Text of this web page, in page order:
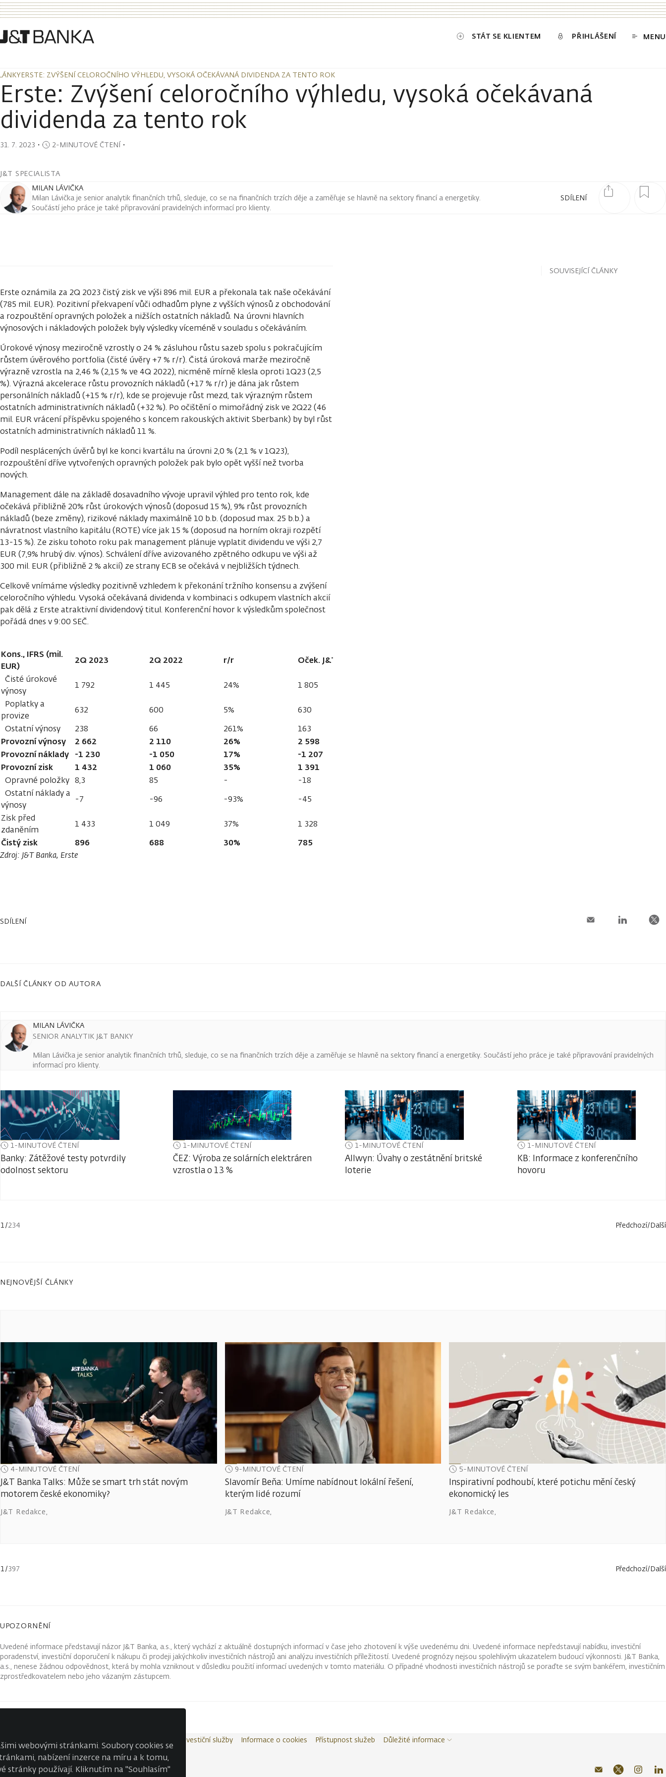
STÁT SE KLIENTEM PŘIHLÁŠENÍ MENU
ERSTE: ZVÝŠENÍ CELOROČNÍHO VÝHLEDU, VYSOKÁ OČEKÁVANÁ DIVIDENDA ZA TENTO ROK
ERSTE: ZVÝŠENÍ CELOROČNÍHO VÝHLEDU, VYSOKÁ OČEKÁVANÁ DIVIDENDA ZA TENTO ROK
Erste: Zvýšení celoročního výhledu, vysoká očekávaná
dividenda za tento rok
31. 7. 2023 ・ 2-MINUTOVÉ ČTENÍ・
J&T SPECIALISTA
SDÍLENÍ
MILAN LÁVIČKA
Milan Lávička je senior analytik finančních trhů, sleduje, co se na finančních trzích děje a zaměřuje se hlavně na sektory financí a energetiky.
Součástí jeho práce je také připravování pravidelných informací pro klienty.
Erste oznámila za 2Q 2023 čistý zisk ve výši 896 mil. EUR a překonala tak naše očekávání
(785 mil. EUR). Pozitivní překvapení vůči odhadům plyne z vyšších výnosů z obchodování
a rozpouštění opravných položek a nižších ostatních nákladů. Na úrovni hlavních
výnosových i nákladových položek byly výsledky víceméně v souladu s očekáváním.
Úrokové výnosy meziročně vzrostly o 24 % zásluhou růstu sazeb spolu s pokračujícím
růstem úvěrového portfolia (čisté úvěry +7 % r/r). Čistá úroková marže meziročně
výrazně vzrostla na 2,46 % (2,15 % ve 4Q 2022), nicméně mírně klesla oproti 1Q23 (2,5
%). Výrazná akcelerace růstu provozních nákladů (+17 % r/r) je dána jak růstem
personálních nákladů (+15 % r/r), kde se projevuje růst mezd, tak výrazným růstem
ostatních administrativních nákladů (+32 %). Po očištění o mimořádný zisk ve 2Q22 (46
mil. EUR vrácení příspěvku spojeného s koncem rakouských aktivit Sberbank) by byl růst
ostatních administrativních nákladů 11 %.
Podíl nesplácených úvěrů byl ke konci kvartálu na úrovni 2,0 % (2,1 % v 1Q23),
rozpouštění dříve vytvořených opravných položek pak bylo opět vyšší než tvorba
nových.
Management dále na základě dosavadního vývoje upravil výhled pro tento rok, kde
očekává přibližně 20% růst úrokových výnosů (doposud 15 %), 9% růst provozních
nákladů (beze změny), rizikové náklady maximálně 10 b.b. (doposud max. 25 b.b.) a
návratnost vlastního kapitálu (ROTE) více jak 15 % (doposud na horním okraji rozpětí
13-15 %). Ze zisku tohoto roku pak management plánuje vyplatit dividendu ve výši 2,7
EUR (7,9% hrubý div. výnos). Schválení dříve avizovaného zpětného odkupu ve výši až
300 mil. EUR (přibližně 2 % akcií) ze strany ECB se očekává v nejbližších týdnech.
Celkově vnímáme výsledky pozitivně vzhledem k překonání tržního konsensu a zvýšení
celoročního výhledu. Vysoká očekávaná dividenda v kombinaci s odkupem vlastních akcií
pak dělá z Erste atraktivní dividendový titul. Konferenční hovor k výsledkům společnost
pořádá dnes v 9:00 SEČ.
Kons., IFRS (mil.
EUR)
2Q 2023 2Q 2022 r/r Oček. J&T
Čisté úrokové
výnosy
1 792 1 445 24% 1 805
Poplatky a
provize
632 600 5% 630
Ostatní výnosy
238 66 261% 163
Provozní výnosy 2 662 2 110 26% 2 598
Provozní náklady -1 230 -1 050 17% -1 207
Provozní zisk
1 432 1 060 35% 1 391
Opravné položky 8,3 85 - -18
Ostatní náklady a
výnosy
-7 -96 -93% -45
Zisk před
zdaněním
1 433 1 049 37% 1 328
Čistý zisk 896 688 30% 785
Zdroj: J&T Banka, Erste
SOUVISEJÍCÍ ČLÁNKY
SDÍLENÍ
DALŠÍ ČLÁNKY OD AUTORA
MILAN LÁVIČKA
SENIOR ANALYTIK J&T BANKY
Milan Lávička je senior analytik finančních trhů, sleduje, co se na finančních trzích děje a zaměřuje se hlavně na sektory financí a energetiky. Součástí jeho práce je také připravování pravidelných
informací pro klienty.
1-MINUTOVÉ ČTENÍ
Banky: Zátěžové testy potvrdily
odolnost sektoru
1-MINUTOVÉ ČTENÍ
ČEZ: Výroba ze solárních elektráren
vzrostla o 13 %
1-MINUTOVÉ ČTENÍ
Allwyn: Úvahy o zestátnění britské
loterie
1-MINUTOVÉ ČTENÍ
KB: Informace z konferenčního
hovoru
1 /234 Předchozí/Další
NEJNOVĚJŠÍ ČLÁNKY
4-MINUTOVÉ ČTENÍ
J&T Banka Talks: Může se smart trh stát novým
motorem české ekonomiky?
J&T Redakce,
9-MINUTOVÉ ČTENÍ
Slavomír Beňa: Umíme nabídnout lokální řešení,
kterým lidé rozumí
J&T Redakce,
5-MINUTOVÉ ČTENÍ
Inspirativní podhoubí, které potichu mění český
ekonomický les
J&T Redakce,
1/397 Předchozí/Další
UPOZORNĚNÍ
Uvedené informace představují názor J&T Banka, a.s., který vychází z aktuálně dostupných informací v čase jeho zhotovení k výše uvedenému dni. Uvedené informace nepředstavují nabídku, investiční
poradenství, investiční doporučení k nákupu či prodeji jakýchkoliv investičních nástrojů ani analýzu investičních příležitostí. Uvedené prognózy nejsou spolehlivým ukazatelem budoucí výkonnosti. J&T Banka,
a.s., nenese žádnou odpovědnost, která by mohla vzniknout v důsledku použití informací uvedených v tomto materiálu. O případné vhodnosti investičních nástrojů se poraďte se svým bankéřem, investičním
zprostředkovatelem nebo jeho vázaným zástupcem.
© J&T BANKA, a.s. 2026
Kontakty Wealth Report Investiční služby Informace o cookies Přístupnost služeb Důležité informace
webovými stránkami. Soubory cookies se
nabízení inzerce na míru a k tomu,
stránky používají. Kliknutím na "Souhlasím"